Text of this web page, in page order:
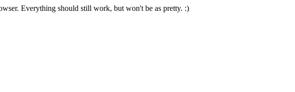
Everything should still work, but won't be as pretty. :)